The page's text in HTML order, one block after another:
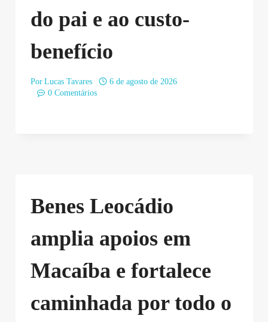
do pai e ao custo-
benefício
Por Lucas Tavares
6 de agosto de 2026
0 Comentários
Benes Leocádio
amplia apoios em
Macaíba e fortalece
caminhada por todo o